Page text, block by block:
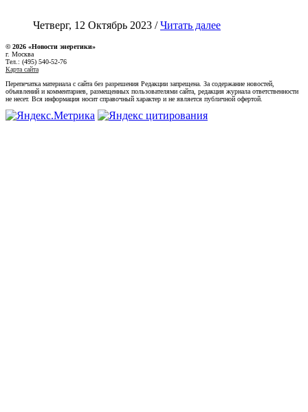
Четверг, 12 Октябрь 2023 /Читать далее
© 2026 «Новости энеретики»
г. Москва
Тел.: (495) 540-52-76
Карта сайта
Перепечатка материала с сайта без разрешения Редакции запрещена. За содержание новостей,
объявлений и комментариев, размещенных пользователями сайта, редакция журнала ответственности
не несет. Вся информация носит справочный характер и не является публичной офертой.